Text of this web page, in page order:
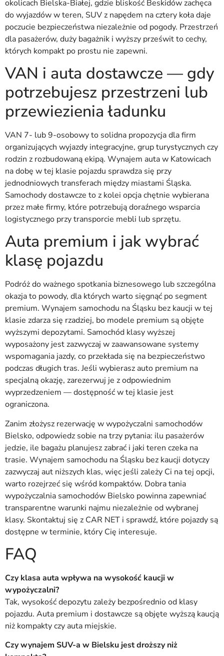
okolicach Bielska-Białej, gdzie bliskość Beskidów zachęca
do wyjazdów w teren, SUV z napędem na cztery koła daje
poczucie bezpieczeństwa niezależnie od pogody. Przestrzeń
dla pasażerów, duży bagażnik i wyższy prześwit to cechy,
których kompakt po prostu nie zapewni.
VAN i auta dostawcze — gdy
potrzebujesz przestrzeni lub
przewiezienia ładunku
VAN 7- lub 9-osobowy to solidna propozycja dla firm
organizujących wyjazdy integracyjne, grup turystycznych czy
rodzin z rozbudowaną ekipą. Wynajem auta w Katowicach
na dobę w tej klasie pojazdu sprawdza się przy
jednodniowych transferach między miastami Śląska.
Samochody dostawcze to z kolei opcja chętnie wybierana
przez małe firmy, które potrzebują doraźnego wsparcia
logistycznego przy transporcie mebli lub sprzętu.
Auta premium i jak wybrać
klasę pojazdu
Podróż do ważnego spotkania biznesowego lub szczególna
okazja to powody, dla których warto sięgnąć po segment
premium. Wynajem samochodu na Śląsku bez kaucji w tej
klasie zdarza się rzadziej, bo modele premium są objęte
wyższymi depozytami. Samochód klasy wyższej
wyposażony jest zazwyczaj w zaawansowane systemy
wspomagania jazdy, co przekłada się na bezpieczeństwo
podczas długich tras. Jeśli wybierasz auto premium na
specjalną okazję, zarezerwuj je z odpowiednim
wyprzedzeniem — dostępność w tej klasie jest
ograniczona.
Zanim złożysz rezerwację w wypożyczalni samochodów
Bielsko, odpowiedz sobie na trzy pytania: ilu pasażerów
jedzie, ile bagażu planujesz zabrać i jaki teren czeka na
trasie. Wynajem samochodu na Śląsku bez kaucji dotyczy
zazwyczaj aut niższych klas, więc jeśli zależy Ci na tej opcji,
warto rozejrzeć się wśród kompaktów. Dobra tania
wypożyczalnia samochodów Bielsko powinna zapewniać
transparentne warunki najmu niezależnie od wybranej
klasy. Skontaktuj się z CAR NET i sprawdź, które pojazdy są
dostępne w terminie, który Cię interesuje.
FAQ
Czy klasa auta wpływa na wysokość kaucji w
wypożyczalni?
Tak, wysokość depozytu zależy bezpośrednio od klasy
pojazdu. Auta premium i dostawcze są objęte wyższą kaucją
niż kompakty czy auta miejskie.
Czy wynajem SUV-a w Bielsku jest droższy niż